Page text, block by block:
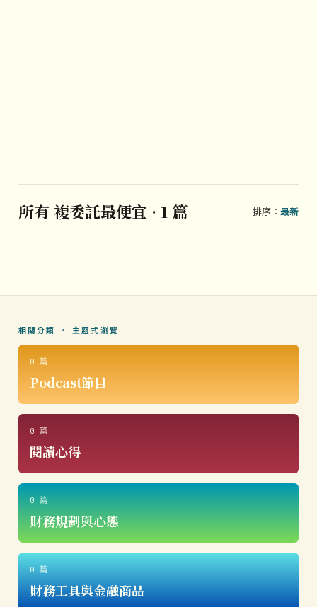
所有 複委託最便宜 · 1 篇 排序：最新
相關分類 · 主題式瀏覽
0 篇
Podcast節目
0 篇
閱讀心得
0 篇
財務規劃與心態
0 篇
財務工具與金融商品